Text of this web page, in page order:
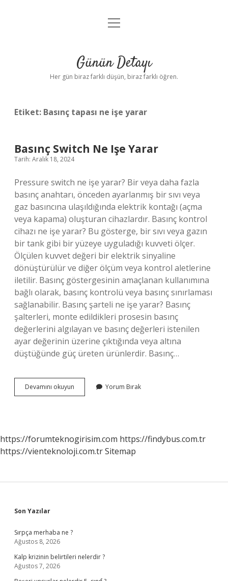
Anasayfa
Yasal Uyarı
menüyü
Günün Detayı
Her gün biraz farklı düşün, biraz farklı öğren.
Etiket: Basınç tapası ne işe yarar
Basınç Switch Ne Işe Yarar
Tarih: Aralık 18, 2024
Pressure switch ne işe yarar? Bir veya daha fazla
basınç anahtarı, önceden ayarlanmış bir sıvı veya
gaz basıncına ulaşıldığında elektrik kontağı (açma
veya kapama) oluşturan cihazlardır. Basınç kontrol
cihazı ne işe yarar? Bu gösterge, bir sıvı veya gazın
bir tank gibi bir yüzeye uyguladığı kuvveti ölçer.
Ölçülen kuvvet değeri bir elektrik sinyaline
dönüştürülür ve diğer ölçüm veya kontrol aletlerine
iletilir. Basınç göstergesinin amaçlanan kullanımına
bağlı olarak, basınç kontrolü veya basınç sınırlaması
sağlanabilir. Basınç şarteli ne işe yarar? Basınç
şalterleri, monte edildikleri prosesin basınç
değerlerini algılayan ve basınç değerleri istenilen
ayar değerinin üzerine çıktığında veya altına
düştüğünde güç üreten ürünlerdir. Basınç…
Devamını okuyun
Switch
Yorum Bırak
https://forumteknogirisim.com https://findybus.com.tr
https://vienteknoloji.com.trSitemap
Sidebar
Son Yazılar
Sırpça merhaba ne ?
Ağustos 8, 2026
Kalp krizinin belirtileri nelerdir ?
Ağustos 7, 2026